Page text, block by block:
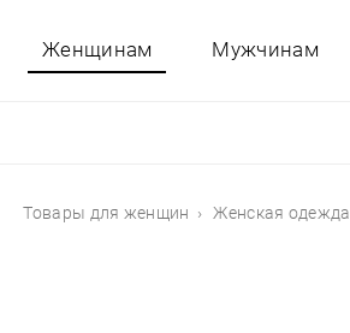
Женщинам Мужчинам
Товары для женщин Женская одежда